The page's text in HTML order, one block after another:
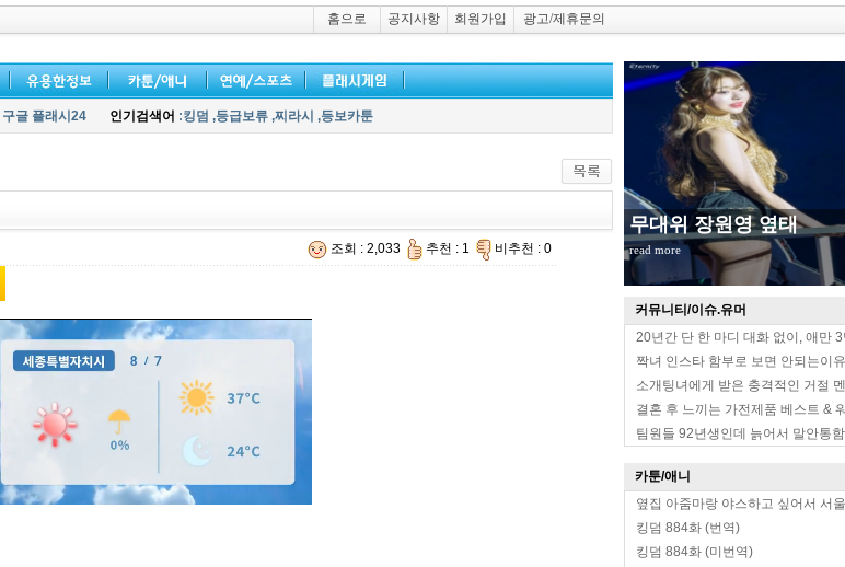
홈으로 공지사항 회원가입 광고/제휴문의
무대위 장원영 옆태
read more
커뮤니티/이슈.유머
20년간 단 한 마디 대화 없이, 애만
짝녀 인스타 함부로 보면 안되는이유
소개팅녀에게 받은 충격적인 거절
결혼 후 느끼는 가전제품 베스트 &
팀원들 92년생인데 늙어서 말안통
카툰/애니
옆집 아줌마랑 야스하고 싶어서 서
킹덤 884화 (번역)
킹덤 884화 (미번역)
구글 플래시24 인기검색어 :킹덤 ,등급보류 ,찌라시 ,등보카툰
조회 : 2,033 추천 : 1 비추천 : 0